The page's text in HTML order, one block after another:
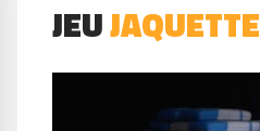
JEUJAQUETTE